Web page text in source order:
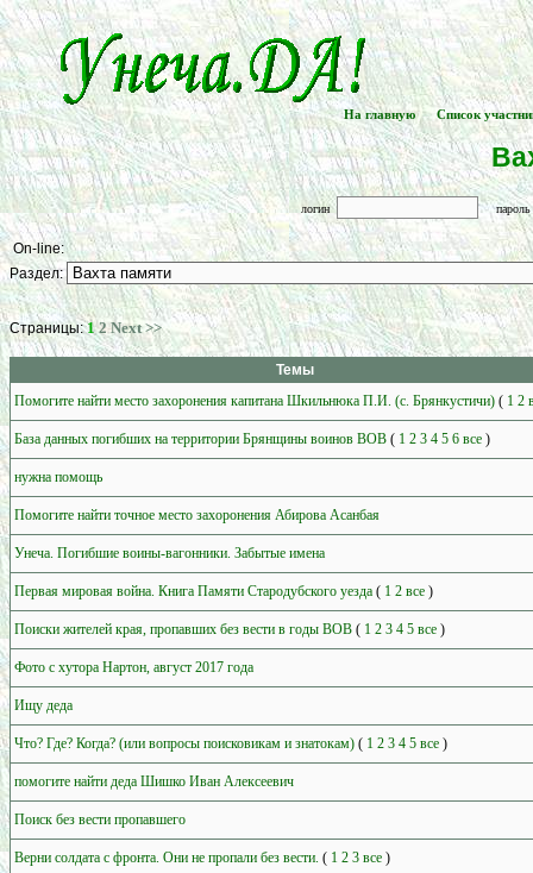
[На главную ] -- [ Список
логин
On-line:
Раздел:
Страницы:1 2 Next >>
Темы
Помогите найти место захоронения капитана Шкильнюка П.И. (с. Брянкустичи) ( 1 2
База данных погибших на территории Брянщины воинов ВОВ ( 1 2 3 4 5 6 все )
нужна помощь
Помогите найти точное место захоронения Абирова Асанбая
Унеча. Погибшие воины-вагонники. Забытые имена
Первая мировая война. Книга Памяти Стародубского уезда ( 1 2 все )
Поиски жителей края, пропавших без вести в годы ВОВ ( 1 2 3 4 5 все )
Фото с хутора Нартон, август 2017 года
Ищу деда
Что? Где? Когда? (или вопросы поисковикам и знатокам) ( 1 2 3 4 5 все )
помогите найти деда Шишко Иван Алексеевич
Поиск без вести пропавшего
Верни солдата с фронта. Они не пропали без вести. ( 1 2 3 все )